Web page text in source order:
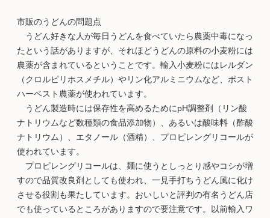
市販のうどんの問題点
うどん好きな人が毎日うどんを食べていたら農薬中毒になっ
たという話がありますが、それほどうどんの原料の小麦粉には
農薬が含まれているということです。輸入小麦粉にはレルダン
（クロルピリホスメチル）やリン化アルミニウムなど、ポスト
ハーベスト農薬が使われています。
うどん製造時には保存性を高めるためにpH調整剤（リン酸
ナトリウムなど数種類の食品添加物）、あるいは酸味料（酢酸
ナトリウム）、エタノール（酒精）、プロピレングリコールが
使われています。
プロピレングリコールは、麺に使うとしっとり感やコシが増
すので品質改良剤としても使われ、一見手打ちうどん風に化け
させる役割も果たしています。おいしいと評判の有名うどん店
でも使っているところがありますので要注意です。以前輸入ワ